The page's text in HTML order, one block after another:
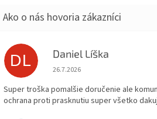
DL Daniel Líška
Hodnotenie obchodu je 5 z 5
26.7.2026
Super troška pomalšie doručenie ale
ochrana proti prasknutiu super všetko